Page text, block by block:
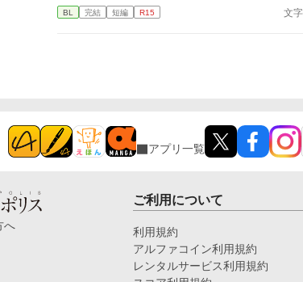
か番に出会うことを夢見ていた。だから
も好きにならず恋もしてこなかった。 そ
BL 完結 短編 R15 文
アプリ一覧
へ
ご利用について
利用規約
アルファコイン利用規約
レンタルサービス利用規約